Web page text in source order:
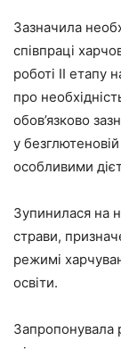
Зазначила
співпраці
роботі ІІ
про
обов’язково
у
особливими
Зупинилася на
страви,
режимі
освіти.
Запропонувала